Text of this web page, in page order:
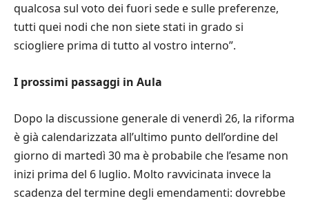
qualcosa sul voto dei fuori sede e sulle preferenze,
tutti quei nodi che non siete stati in grado si
sciogliere prima di tutto al vostro interno”.
I prossimi passaggi in Aula
Dopo la discussione generale di venerdì 26, la riforma
è già calendarizzata all’ultimo punto dell’ordine del
giorno di martedì 30 ma è probabile che l’esame non
inizi prima del 6 luglio. Molto ravvicinata invece la
scadenza del termine degli emendamenti: dovrebbe